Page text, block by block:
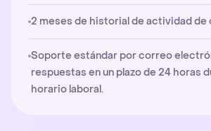
2 meses de historial de actividad de
Soporte estándar por correo
respuestas en un plazo de 24 horas
horario laboral.